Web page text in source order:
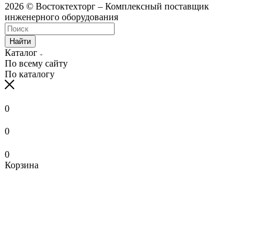
2026 © Востоктехторг – Комплексный поставщик
инженерного оборудования
Найти
Каталог
По всему сайту
По каталогу
0
0
0
Корзина